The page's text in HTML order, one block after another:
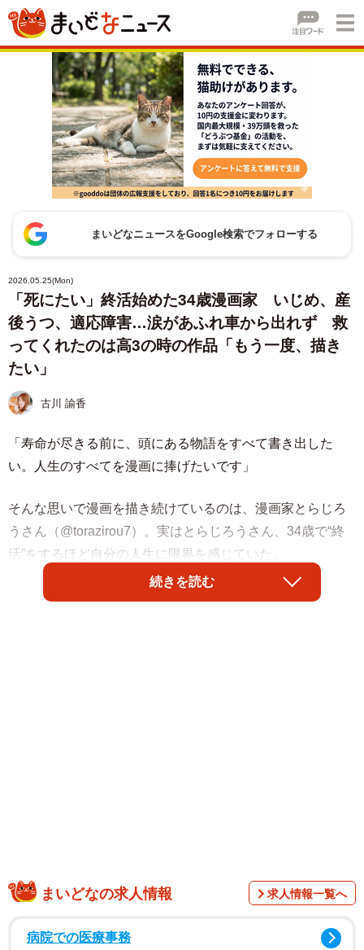
まいどなニュースをGoogle検索でフォローする
2026.05.25(Mon)
「死にたい」終活始めた34歳漫画家 いじめ、産
後うつ、適応障害…涙があふれ車から出れず 救
ってくれたのは高3の時の作品「もう一度、描き
たい」
古川 諭香
「寿命が尽きる前に、頭にある物語をすべて書き出した
い。人生のすべてを漫画に捧げたいです」
そんな思いで漫画を描き続けているのは、漫画家とらじろ
うさん（@torazirou7）。実はとらじろうさん、34歳で“終
活”をするほど自分の人生に限界を感じていた。
そこから心を立て直すまでには、どんな紆余曲折があった
続きを読む
まいどなの求人情報 求人情報一覧へ
病院での医療事務